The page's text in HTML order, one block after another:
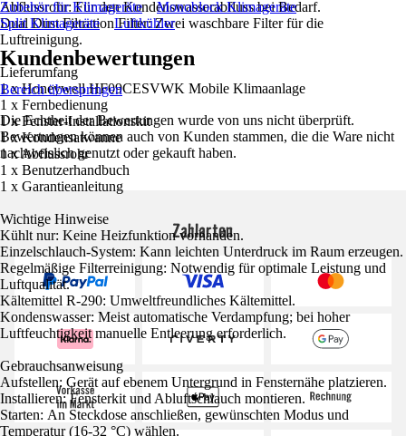
Abflussrohr: Für den Kondenswasserabfluss bei Bedarf.
Dual Dust Filtration Filter: Zwei waschbare Filter für die
Luftreinigung.
Lieferumfang
1 x Honeywell HF09CESVWK Mobile Klimaanlage
1 x Fernbedienung
1 x Fenster-Installationskit
1 x Kondensatwanne
1 x Abflussrohr
1 x Benutzerhandbuch
1 x Garantieanleitung
Wichtige Hinweise
Kühlt nur: Keine Heizfunktion vorhanden.
Einzelschlauch-System: Kann leichten Unterdruck im Raum erzeugen.
Regelmäßige Filterreinigung: Notwendig für optimale Leistung und
Luftqualität.
Kältemittel R-290: Umweltfreundliches Kältemittel.
Kondenswasser: Meist automatische Verdampfung; bei hoher
Luftfeuchtigkeit manuelle Entleerung erforderlich.
Gebrauchsanweisung
Aufstellen: Gerät auf ebenem Untergrund in Fensternähe platzieren.
Installieren: Fensterkit und Abluftschlauch montieren.
Starten: An Steckdose anschließen, gewünschten Modus und
Temperatur (16-32 °C) wählen.
Zubehör für Klimageräte
Monoblock Klimageräte
Split Klimageräte
Luftkühler
Kundenbewertungen
Bereich überspringen
Die Echtheit der Bewertungen wurde von uns nicht überprüft.
Bewertungen können auch von Kunden stammen, die die Ware nicht
nachweislich genutzt oder gekauft haben.
Zahlarten